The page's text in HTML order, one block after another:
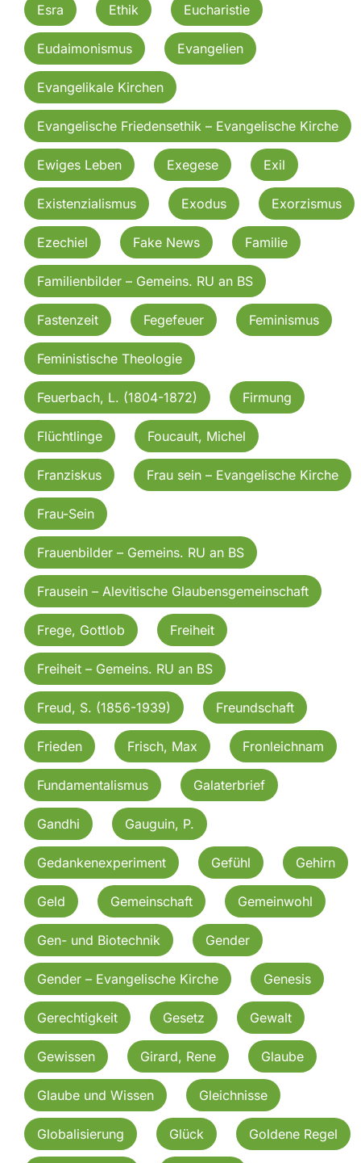
Esra Ethik Eucharistie
Eudaimonismus Evangelien
Evangelikale Kirchen
Evangelische Friedensethik – Evangelische Kirche
Ewiges Leben Exegese Exil
Existenzialismus Exodus Exorzismus
Ezechiel Fake News Familie
Familienbilder – Gemeins. RU an BS
Fastenzeit Fegefeuer Feminismus
Feministische Theologie
Feuerbach, L. (1804-1872) Firmung
Flüchtlinge Foucault, Michel
Franziskus Frau sein – Evangelische Kirche
Frau-Sein
Frauenbilder – Gemeins. RU an BS
Frausein – Alevitische Glaubensgemeinschaft
Frege, Gottlob Freiheit
Freiheit – Gemeins. RU an BS
Freud, S. (1856-1939) Freundschaft
Frieden Frisch, Max Fronleichnam
Fundamentalismus Galaterbrief
Gandhi Gauguin, P.
Gedankenexperiment Gefühl Gehirn
Geld Gemeinschaft Gemeinwohl
Gen- und Biotechnik Gender
Gender – Evangelische Kirche Genesis
Gerechtigkeit Gesetz Gewalt
Gewissen Girard, Rene Glaube
Glaube und Wissen Gleichnisse
Globalisierung Glück Goldene Regel